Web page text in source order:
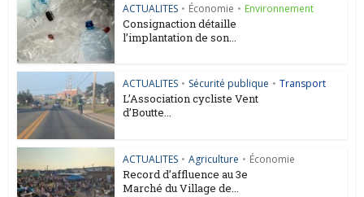
ACTUALITES • Économie • Environnement
Consignaction détaille
l’implantation de son...
ACTUALITES • Sécurité publique • Transport
L’Association cycliste Vent
d’Boutte...
ACTUALITES • Agriculture • Économie
Record d’affluence au 3e
Marché du Village de...